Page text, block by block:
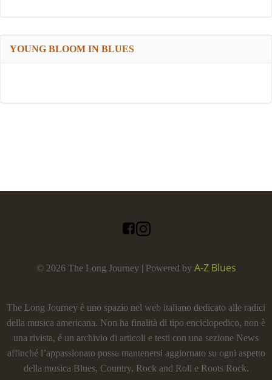
YOUNG BLOOM IN BLUES
© 2026 The Long Journey | Powered by A-Z Blues
The Long Journey è uno spazio nel web italiano dedicato alle radici
della musica americana. Non ha finalità di tipo enciclopedico, non è
una rivista, é un archivio di articoli e testi con una sezione News
affinché l’appassionato possa mantenersi aggiornato su ogni aspetto
della musica Blues, Country, Rock and Roll e Roots Rock.